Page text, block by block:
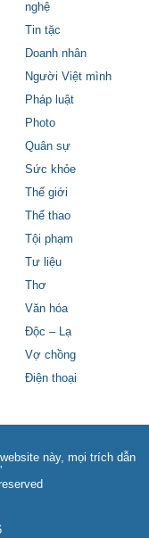
nghệ
Tin tặc
Doanh nhân
Người Việt mình
Pháp luật
Photo
Quân sự
Sức khỏe
Thế giới
Thể thao
Tội phạm
Tư liệu
Thơ
Văn hóa
Độc – Lạ
Vợ chồng
Điện thoại
này, mọi trích dẫn